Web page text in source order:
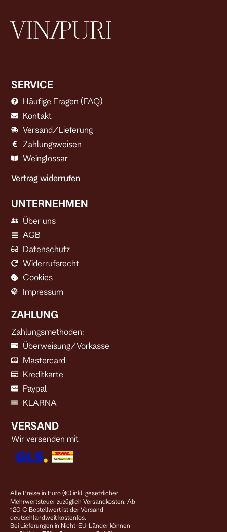
SERVICE
Häufige Fragen (FAQ)
Kontakt
Versand/Lieferung
Zahlungsweisen
Weinglossar
Vertrag widerrufen
UNTERNEHMEN
Über uns
AGB
Datenschutz
Widerrufsrecht
Cookies
Impressum
ZAHLUNG
Zahlungsmethoden:
Überweisung/Vorkasse
Mastercard
Kreditkarte
Paypal
KLARNA
VERSAND
Wir versenden mit
Alle Preise in Euro (€) inkl. gesetzlicher
Mehrwertsteuer zuzüglich Versandkosten. Ab
120 € Bestellwert ist der Versand
deutschlandweit kostenlos.
Bei Lieferungen in Nicht-EU-Länder können